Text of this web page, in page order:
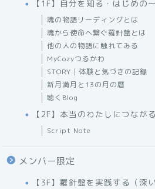
【1F】自分を知る・はじめの
魂の物語リーディングとは
魂から使命へ繋ぐ羅針盤とは
他の人の物語に触れてみる
MyCozyつるかわ
STORY｜体験と気づきの記録
新月満月と13の月の暦
聴くBlog
【2F】本当のわたしにつなが
Script Note
メンバー限定
【3F】羅針盤を実践する（深